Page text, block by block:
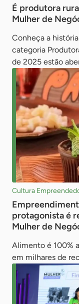
É produtora
Mulher de
Conheça a
categoria
de 2025 estão
Cultura
protagonista é
Mulher de
Alimento é 100%
em milhares de